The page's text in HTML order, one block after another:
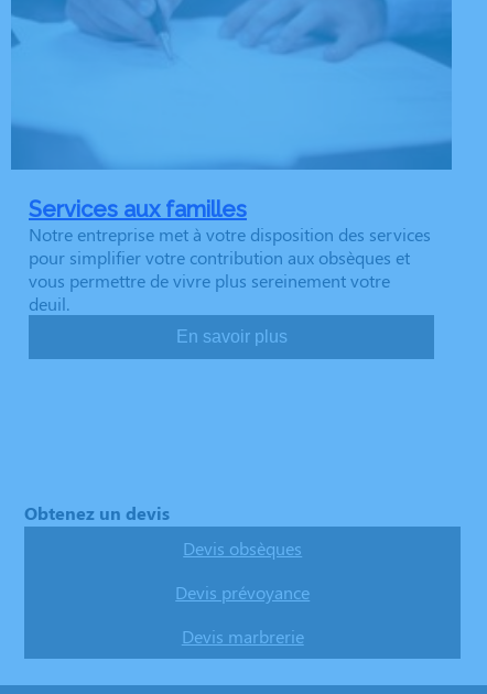
Services aux familles
Notre entreprise met à votre disposition des services
pour simplifier votre contribution aux obsèques et
vous permettre de vivre plus sereinement votre
deuil.
En savoir plus
Obtenez un devis
Devis obsèques
Devis prévoyance
Devis marbrerie